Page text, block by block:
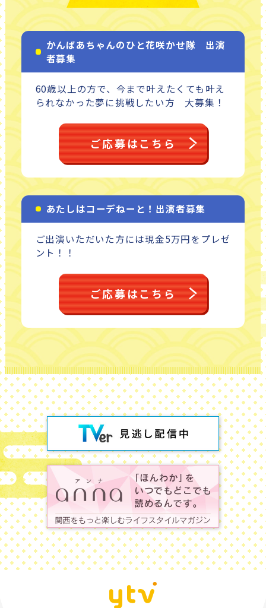
かんばあちゃんのひと花咲かせ隊 出演
者募集
60歳以上の方で、今まで叶えたくても叶え
られなかった夢に挑戦したい方 大募集！
ご応募はこちら
あたしはコーデねーと！出演者募集
ご出演いただいた方には現金5万円をプレゼ
ント！！
ご応募はこちら